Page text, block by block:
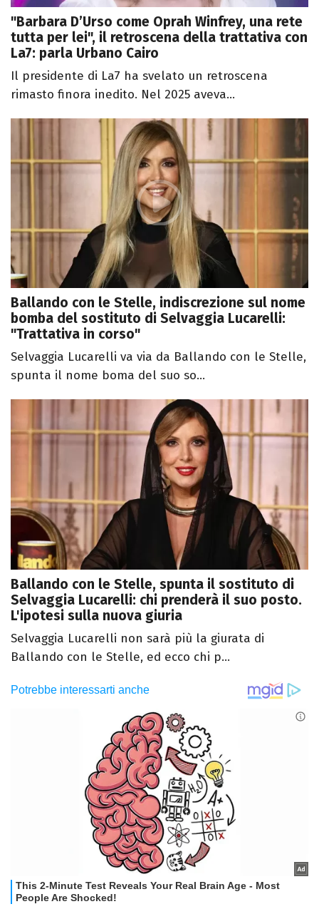
"Barbara D’Urso come Oprah Winfrey, una rete
tutta per lei", il retroscena della trattativa con
La7: parla Urbano Cairo
Il presidente di La7 ha svelato un retroscena
rimasto finora inedito. Nel 2025 aveva...
Ballando con le Stelle, indiscrezione sul nome
bomba del sostituto di Selvaggia Lucarelli:
"Trattativa in corso"
Selvaggia Lucarelli va via da Ballando con le Stelle,
spunta il nome boma del suo so...
Ballando con le Stelle, spunta il sostituto di
Selvaggia Lucarelli: chi prenderà il suo posto.
L'ipotesi sulla nuova giuria
Selvaggia Lucarelli non sarà più la giurata di
Ballando con le Stelle, ed ecco chi p...